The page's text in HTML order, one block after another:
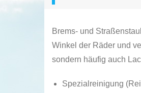
Brems- und
Winkel der Räder und
sondern häufig auch
Spezialreinigung